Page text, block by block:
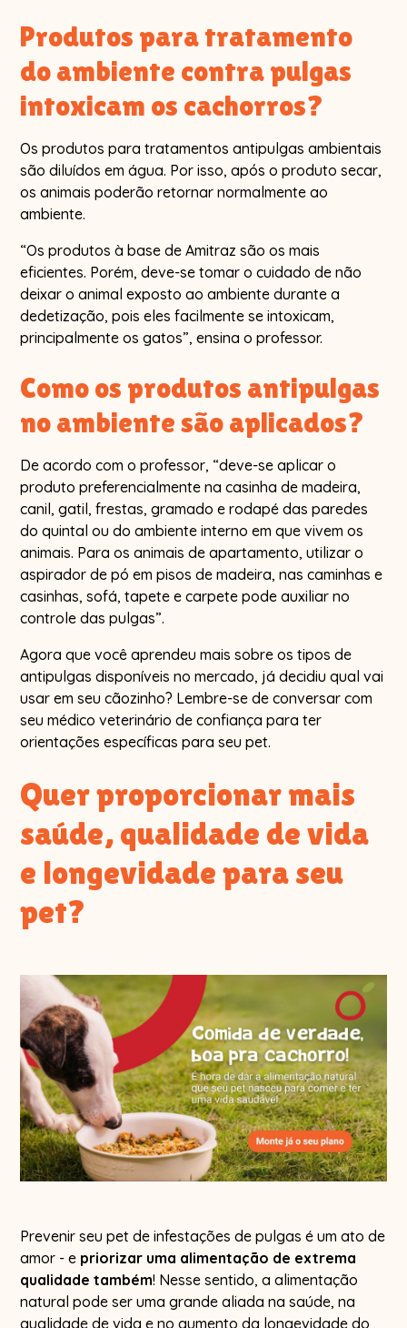
Produtos para tratamento
do ambiente contra pulgas
intoxicam os cachorros?
Os produtos para tratamentos antipulgas ambientais
são diluídos em água. Por isso, após o produto secar,
os animais poderão retornar normalmente ao
ambiente.
“Os produtos à base de Amitraz são os mais
eficientes. Porém, deve-se tomar o cuidado de não
deixar o animal exposto ao ambiente durante a
dedetização, pois eles facilmente se intoxicam,
principalmente os gatos”, ensina o professor.
Como os produtos antipulgas
no ambiente são aplicados?
De acordo com o professor, “deve-se aplicar o
produto preferencialmente na casinha de madeira,
canil, gatil, frestas, gramado e rodapé das paredes
do quintal ou do ambiente interno em que vivem os
animais. Para os animais de apartamento, utilizar o
aspirador de pó em pisos de madeira, nas caminhas e
casinhas, sofá, tapete e carpete pode auxiliar no
controle das pulgas”.
Agora que você aprendeu mais sobre os tipos de
antipulgas disponíveis no mercado, já decidiu qual vai
usar em seu cãozinho? Lembre-se de conversar com
seu médico veterinário de confiança para ter
orientações específicas para seu pet.
Quer proporcionar mais
saúde, qualidade de vida
e longevidade para seu
pet?
Prevenir seu pet de infestações de pulgas é um ato de
amor - e priorizar uma alimentação de extrema
qualidade também! Nesse sentido, a alimentação
natural pode ser uma grande aliada na saúde, na
qualidade de vida e no aumento da longevidade do